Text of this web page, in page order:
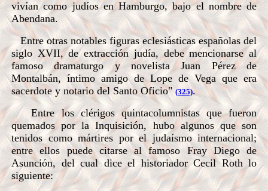
vivían como judíos en Hamburgo, bajo el nombre de
Abendana.
Entre otras notables figuras eclesiásticas españolas del
siglo XVII, de extracción judía, debe mencionarse al
famoso dramaturgo y novelista Juan Pérez de
Montalbán, íntimo amigo de Lope de Vega que era
sacerdote y notario del Santo Oficio"(325).
Entre los clérigos quintacolumnistas que fueron
quemados por la Inquisición, hubo algunos que son
tenidos como mártires por el judaísmo internacional;
entre ellos puede citarse al famoso Fray Diego de
Asunción, del cual dice el historiador Cecil Roth lo
siguiente: